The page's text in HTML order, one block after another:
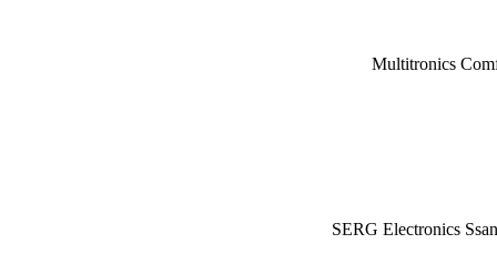
Multitronics
SERG Electronics